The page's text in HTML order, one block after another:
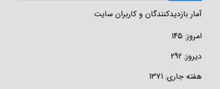
آمار بازدیدکنندگان و کاربران سایت
امروز: 145
دیروز: 292
هفته جاری: 1371